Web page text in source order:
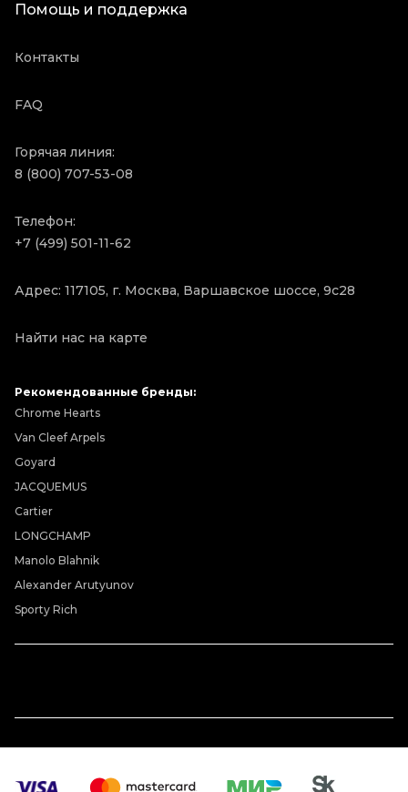
Помощь и поддержка
Контакты
FAQ
Горячая линия:
8 (800) 707-53-08
Телефон:
+7 (499) 501-11-62
Адрес: 117105, г. Москва, Варшавское шоссе, 9с28
Найти нас на карте
Рекомендованные бренды:
Chrome Hearts
Van Cleef Arpels
Goyard
JACQUEMUS
Cartier
LONGCHAMP
Manolo Blahnik
Alexander Arutyunov
Sporty Rich